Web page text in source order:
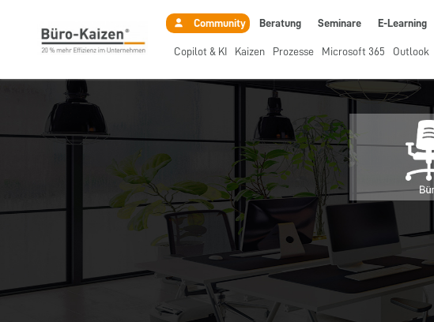
Community Beratung Seminare E-Learning
Copilot & KI Kaizen Prozesse Microsoft 365 Outlook